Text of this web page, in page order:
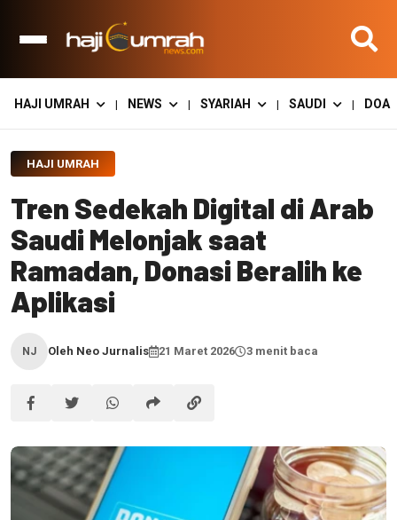
HAJI UMRAH | NEWS | SYARIAH | SAUDI | DOA
HAJI UMRAH
Tren Sedekah Digital di Arab
Saudi Melonjak saat
Ramadan, Donasi Beralih ke
Aplikasi
NJ Oleh Neo Jurnalis 21 Maret 2026 3 menit baca